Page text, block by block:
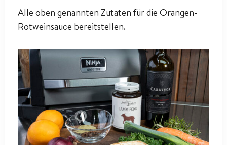
Alle oben genannten Zutaten für die Orangen-
Rotweinsauce bereitstellen.